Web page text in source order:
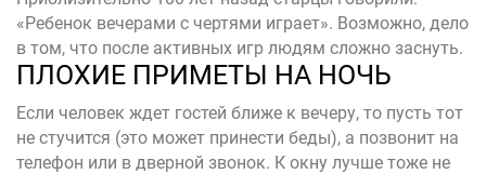
«Ребенок вечерами с чертями играет». Возможно, дело
в том, что после активных игр людям сложно заснуть.
ПЛОХИЕ ПРИМЕТЫ НА НОЧЬ
Если человек ждет гостей ближе к вечеру, то пусть тот
не стучится (это может принести беды), а позвонит на
телефон или в дверной звонок. К окну лучше тоже не